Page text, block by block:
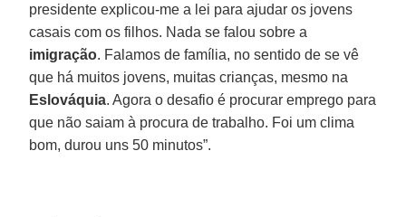
presidente explicou-me a lei para ajudar os jovens
casais com os filhos. Nada se falou sobre a
imigração. Falamos de família, no sentido de se vê
que há muitos jovens, muitas crianças, mesmo na
Eslováquia. Agora o desafio é procurar emprego para
que não saiam à procura de trabalho. Foi um clima
bom, durou uns 50 minutos”.